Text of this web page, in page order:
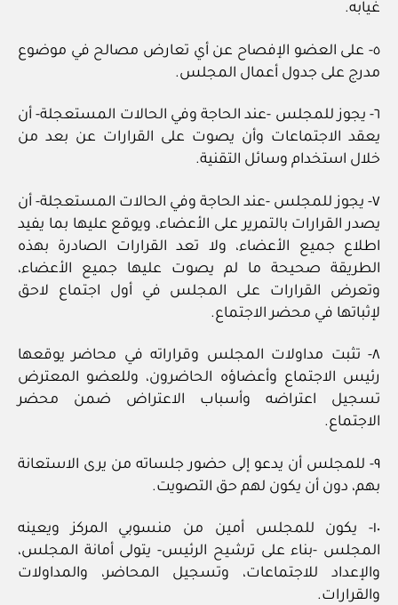
غيابه.
٥‏- على العضو الإفصاح عن أي تعارض مصالح في موضوع
مدرج على جدول أعمال المجلس.
٦‏- يجوز للمجلس ‏-عند الحاجة وفي الحالات المستعجلة‏- أن
يعقد الاجتماعات وأن يصوت على القرارات عن بعد من
خلال استخدام وسائل التقنية.
٧‏- يجوز للمجلس ‏-عند الحاجة وفي الحالات المستعجلة‏- أن
يصدر القرارات بالتمرير على الأعضاء، ويوقع عليها بما يفيد
اطلاع جميع الأعضاء، ولا تعد القرارات الصادرة بهذه
الطريقة صحيحة ما لم يصوت عليها جميع الأعضاء،
وتعرض القرارات على المجلس في أول اجتماع لاحق
لإثباتها في محضر الاجتماع.
٨‏- تثبت مداولات المجلس وقراراته في محاضر يوقعها
رئيس الاجتماع وأعضاؤه الحاضرون، وللعضو المعترض
تسجيل اعتراضه وأسباب الاعتراض ضمن محضر
الاجتماع.
٩‏- للمجلس أن يدعو إلى حضور جلساته من يرى الاستعانة
بهم، دون أن يكون لهم حق التصويت.
١٠‏- يكون للمجلس أمين من منسوبي المركز ويعينه
المجلس ‏-بناء على ترشيح الرئيس‏- يتولى أمانة المجلس،
والإعداد للاجتماعات، وتسجيل المحاضر، والمداولات
والقرارات.